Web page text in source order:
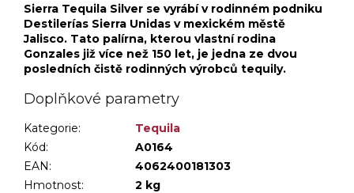
Sierra Tequila Silver se vyrábí v rodinném podniku
Destilerías Sierra Unidas v mexickém městě
Jalisco. Tato palírna, kterou vlastní rodina
Gonzales již více než 150 let, je jedna ze dvou
posledních čistě rodinných výrobců tequily.
Doplňkové parametry
Kategorie:
Tequila
Kód:
A0164
EAN:
4062400181303
Hmotnost:
2 kg